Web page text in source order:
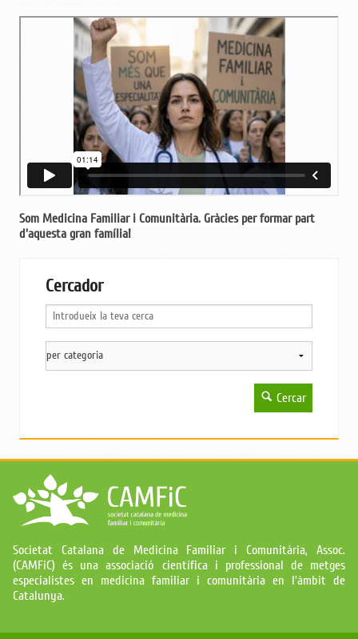
Som Medicina Familiar i Comunitària. Gràcies per formar part
d'aquesta gran família!
Cercador
Cercar
Societat Catalana de Medicina Familiar i Comunitària, Assoc.
(CAMFiC) és una associació científica i professional de metges
especialistes en medicina familiar i comunitària en l'àmbit de
Catalunya.